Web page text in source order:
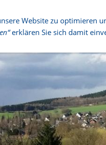
Website zu optimieren
erklären Sie sich damit